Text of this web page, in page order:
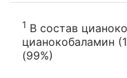
1 В состав
цианокобаламин
(99%)